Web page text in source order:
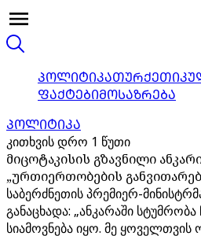
ᲞᲝᲚᲘᲢᲘᲙᲐᲗᲣᲠᲥᲔᲗᲘ
ᲤᲐᲥᲢᲔᲑᲘᲛᲝᲡᲐᲖᲠᲔᲑᲐ
ᲞᲝᲚᲘᲢᲘᲙᲐ
კითხვის დრო 1 წუთი
მიცოტაკისის გზავნილი
„ურთიერთობების
საბერძნეთის პრემიერ-
განაცხადა: „ანკარაში
სიამოვნება იყო. მე ყოველთვის